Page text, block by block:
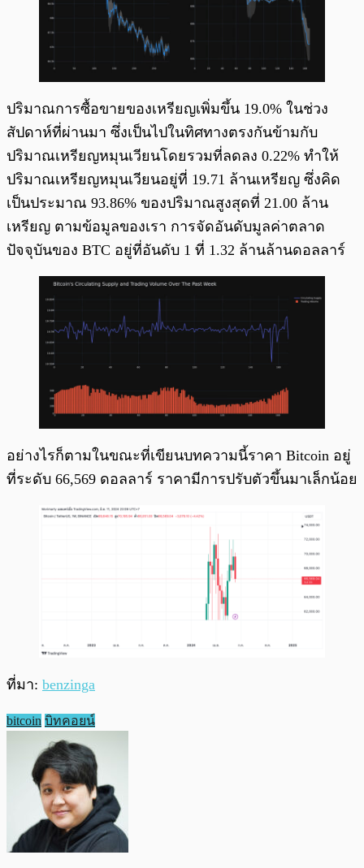
ปริมาณการซื้อขายของเหรียญเพิ่มขึ้น 19.0% ในช่วง
สัปดาห์ที่ผ่านมา ซึ่งเป็นไปในทิศทางตรงกันข้ามกับ
ปริมาณเหรียญหมุนเวียนโดยรวมที่ลดลง 0.22% ทำให้
ปริมาณเหรียญหมุนเวียนอยู่ที่ 19.71 ล้านเหรียญ ซึ่งคิด
เป็นประมาณ 93.86% ของปริมาณสูงสุดที่ 21.00 ล้าน
เหรียญ ตามข้อมูลของเรา การจัดอันดับมูลค่าตลาด
ปัจจุบันของ BTC อยู่ที่อันดับ 1 ที่ 1.32 ล้านล้านดอลลาร์
อย่างไรก็ตามในขณะที่เขียนบทความนี้ราคา Bitcoin อยู่
ที่ระดับ 66,569 ดอลลาร์ ราคามีการปรับตัวขึ้นมาเล็กน้อย
ที่มา: benzinga
bitcoin บิทคอยน์